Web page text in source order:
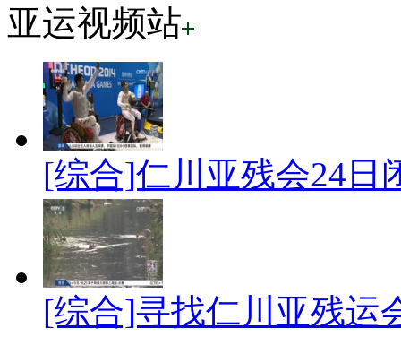
亚运视频站
[综合]仁川亚残会24日
[综合]寻找仁川亚残